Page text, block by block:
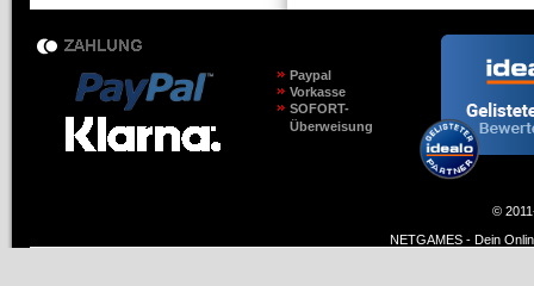
Paypal
Vorkasse
SOFORT-
Überweisung
©
NETGAMES - Dein